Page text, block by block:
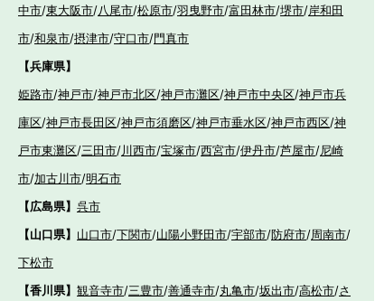
中市/東大阪市/八尾市/松原市/羽曳野市/富田林市/堺市/岸和田
市/和泉市/摂津市/守口市/門真市
【兵庫県】
姫路市/神戸市/神戸市北区/神戸市灘区/神戸市中央区/神戸市兵
庫区/神戸市長田区/神戸市須磨区/神戸市垂水区/神戸市西区/神
戸市東灘区/三田市/川西市/宝塚市/西宮市/伊丹市/芦屋市/尼崎
市/加古川市/明石市
【広島県】 呉市
【山口県】 山口市/下関市/山陽小野田市/宇部市/防府市/周南市/
下松市
【香川県】 観音寺市/三豊市/善通寺市/丸亀市/坂出市/高松市/さ